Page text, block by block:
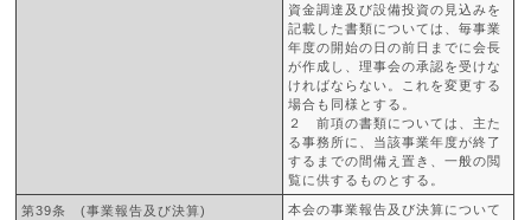
資金調達及び設備投資の見込みを
記載した書類については、毎事業
年度の開始の日の前日までに会長
が作成し、理事会の承認を受けな
ければならない。これを変更する
場合も同様とする。
２ 前項の書類については、主た
る事務所に、当該事業年度が終了
するまでの間備え置き、一般の閲
覧に供するものとする。
第39条 (事業報告及び決算) 本会の事業報告及び決算について